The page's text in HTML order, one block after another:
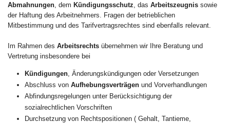
Abmahnungen , dem Kündigungsschutz , das Arbeitszeugnis sowie
der Haftung des Arbeitnehmers. Fragen der betrieblichen
Mitbestimmung und des Tarifvertragsrechtes sind ebenfalls relevant.
Im Rahmen des Arbeitsrechts übernehmen wir Ihre Beratung und
Vertretung insbesondere bei
Kündigungen, Änderungskündigungen oder Versetzungen
Abschluss von Aufhebungsverträgenund Vorverhandlungen
Abfindungsregelungen unter Berücksichtigung der
sozialrechtlichen Vorschriften
Durchsetzung von Rechtspositionen ( Gehalt, Tantieme,